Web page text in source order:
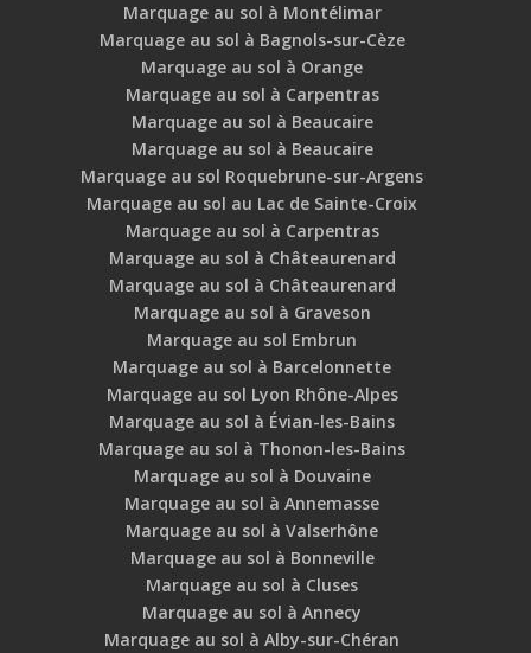
Marquage au sol à Montélimar
Marquage au sol à Bagnols-sur-Cèze
Marquage au sol à Orange
Marquage au sol à Carpentras
Marquage au sol à Beaucaire
Marquage au sol à Beaucaire
Marquage au sol Roquebrune-sur-Argens
Marquage au sol au Lac de Sainte-Croix
Marquage au sol à Carpentras
Marquage au sol à Châteaurenard
Marquage au sol à Châteaurenard
Marquage au sol à Graveson
Marquage au sol Embrun
Marquage au sol à Barcelonnette
Marquage au sol Lyon Rhône-Alpes
Marquage au sol à Évian-les-Bains
Marquage au sol à Thonon-les-Bains
Marquage au sol à Douvaine
Marquage au sol à Annemasse
Marquage au sol à Valserhône
Marquage au sol à Bonneville
Marquage au sol à Cluses
Marquage au sol à Annecy
Marquage au sol à Alby-sur-Chéran